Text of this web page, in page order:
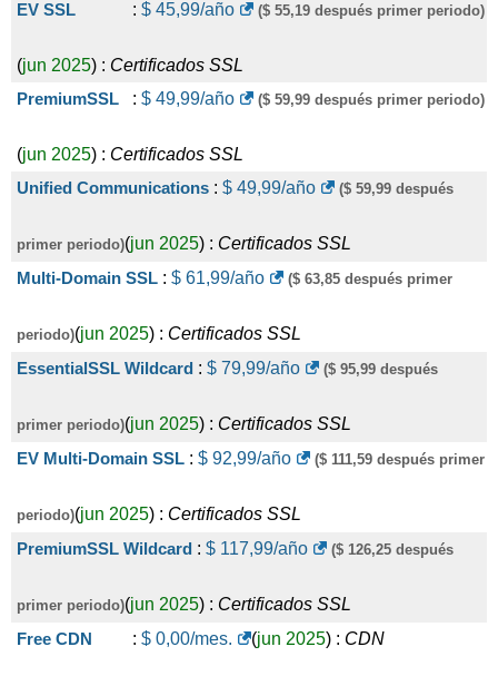
EV SSL
: $ 45,99/año ($ 55,19 después primer periodo)
(jun 2025) : Certificados SSL
PremiumSSL
: $ 49,99/año ($ 59,99 después primer periodo)
(jun 2025) : Certificados SSL
Unified Communications : $ 49,99/año ($ 59,99 después
primer periodo)(jun 2025) : Certificados SSL
Multi-Domain SSL : $ 61,99/año ($ 63,85 después primer
periodo)(jun 2025) : Certificados SSL
EssentialSSL Wildcard : $ 79,99/año ($ 95,99 después
primer periodo)(jun 2025) : Certificados SSL
EV Multi-Domain SSL : $ 92,99/año ($ 111,59 después primer
periodo)(jun 2025) : Certificados SSL
PremiumSSL Wildcard : $ 117,99/año ($ 126,25 después
primer periodo)(jun 2025) : Certificados SSL
Free CDN
: $ 0,00/mes. (jun 2025) : CDN